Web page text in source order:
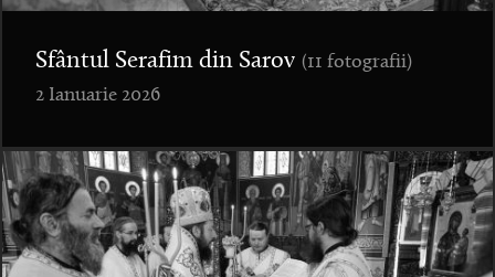
Sfântul Serafim din Sarov (11 fotografii)
2 Ianuarie 2026